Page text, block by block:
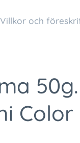
Villkor och
Color